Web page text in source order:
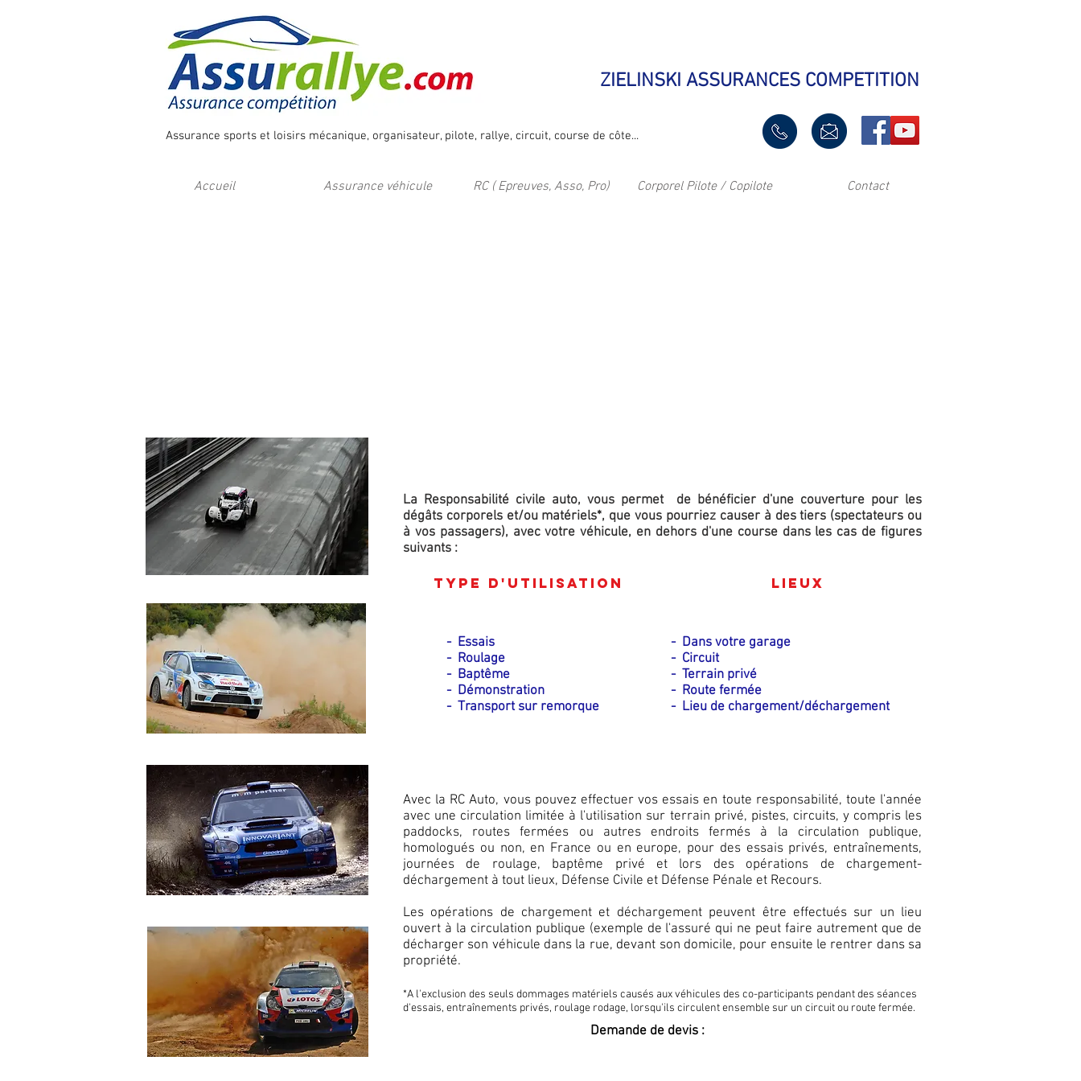
ZIELINSKI ASSURANCES COMPETITION
Assurance sports et loisirs mécanique, organisateur, pilote, rallye, circuit, course de côte...
Accueil Assurance véhicule RC ( Epreuves, Asso, Pro) Corporel Pilote / Copilote Contact
La Responsabilité civile auto, vous permet de bénéficier d'une couverture pour les
dégâts corporels et/ou matériels*, que vous pourriez causer à des tiers (spectateurs ou
à vos passagers), avec votre véhicule, en dehors d'une course dans les cas de figures
suivants :
Type d'utilisation
- Essais
- Roulage
- Baptême
- Démonstration
- Transport sur remorque
Lieux
- Dans votre garage
- Circuit
- Terrain privé
- Route fermée
- Lieu de chargement/déchargement
Avec la RC Auto, vous pouvez effectuer vos essais en toute responsabilité, toute l'année
avec une circulation limitée à l'utilisation sur terrain privé, pistes, circuits, y compris les
paddocks, routes fermées ou autres endroits fermés à la circulation publique,
homologués ou non, en France ou en europe, pour des essais privés, entraînements,
journées de roulage, baptême privé et lors des opérations de chargement-
déchargement à tout lieux, Défense Civile et Défense Pénale et Recours.
Les opérations de chargement et déchargement peuvent être effectués sur un lieu
ouvert à la circulation publique (exemple de l'assuré qui ne peut faire autrement que de
décharger son véhicule dans la rue, devant son domicile, pour ensuite le rentrer dans sa
propriété.
*A l'exclusion des seuls dommages matériels causés aux véhicules des co-participants pendant des séances
d'essais, entraînements privés, roulage rodage, lorsqu'ils circulent ensemble sur un circuit ou route fermée.
Demande de devis :